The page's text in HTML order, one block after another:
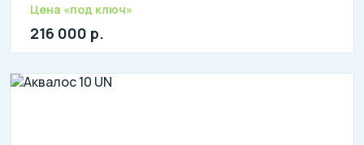
литров в сутки: 1200
Цена «под ключ»
216 000 р.